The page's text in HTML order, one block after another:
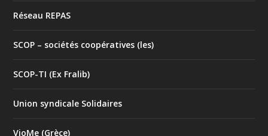
Réseau REPAS
SCOP – sociétés coopératives (les)
SCOP-TI (Ex Fralib)
Union syndicale Solidaires
VioMe (Grèce)